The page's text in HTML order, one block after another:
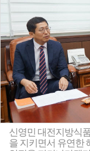
신영민 대전지방식
을 지키면서 유연한